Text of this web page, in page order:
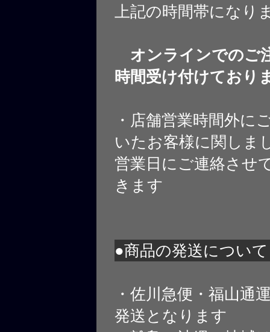
上記の時間帯になり
オンラインでのご
時間受け付けており
・店舗営業時間外に
いたお客様に関しま
営業日にご連絡させ
きます
●商品の発送について
・佐川急便・福山通
発送となります